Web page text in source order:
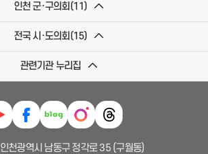
인천 군·구의회(11)
전국 시·도의회(15)
관련기관 누리집
천광역시 남동구 정각로 35 (구월동)